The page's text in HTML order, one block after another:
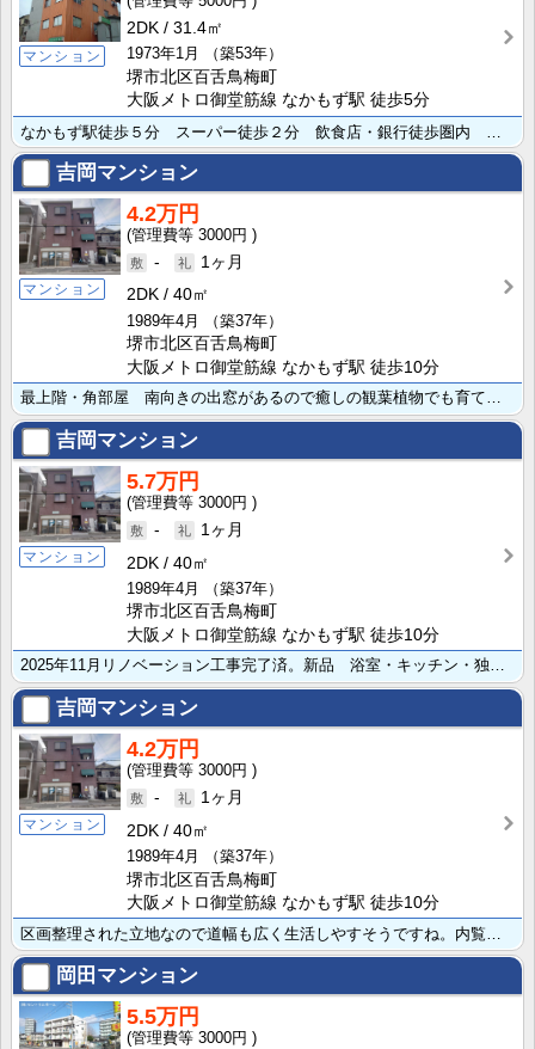
マンション
2DK
31.4㎡
1973年1月
（築53年）
堺市北区百舌鳥梅町
大阪メトロ御堂筋線 なかもず駅 徒歩5分
吉岡マンション
マンション
4.2万円
3000円
-
1ヶ月
2DK
40㎡
1989年4月
（築37年）
堺市北区百舌鳥梅町
大阪メトロ御堂筋線 なかもず駅 徒歩10分
最上階・角部屋 南向きの出窓があるので癒しの観葉植物でも育ててみたいですね。中百舌鳥小学校区・中百舌･･･
吉岡マンション
マンション
5.7万円
3000円
-
1ヶ月
2DK
40㎡
1989年4月
（築37年）
堺市北区百舌鳥梅町
大阪メトロ御堂筋線 なかもず駅 徒歩10分
2025年11月リノベーション工事完了済。新品 浴室・キッチン・独立洗面化粧台・トイレ・建具等 内覧･･･
吉岡マンション
マンション
4.2万円
3000円
-
1ヶ月
2DK
40㎡
1989年4月
（築37年）
堺市北区百舌鳥梅町
大阪メトロ御堂筋線 なかもず駅 徒歩10分
岡田マンション
5.5万円
3000円